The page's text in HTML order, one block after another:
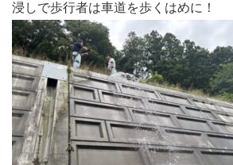
浸しで歩行者は車道を歩くはめに！